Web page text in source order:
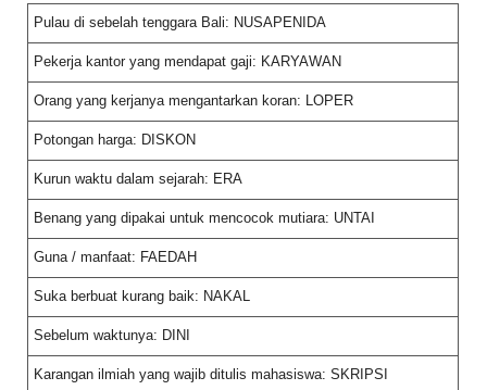
Pulau di sebelah tenggara Bali: NUSAPENIDA
Pekerja kantor yang mendapat gaji: KARYAWAN
Orang yang kerjanya mengantarkan koran: LOPER
Potongan harga: DISKON
Kurun waktu dalam sejarah: ERA
Benang yang dipakai untuk mencocok mutiara: UNTAI
Guna / manfaat: FAEDAH
Suka berbuat kurang baik: NAKAL
Sebelum waktunya: DINI
Karangan ilmiah yang wajib ditulis mahasiswa: SKRIPSI